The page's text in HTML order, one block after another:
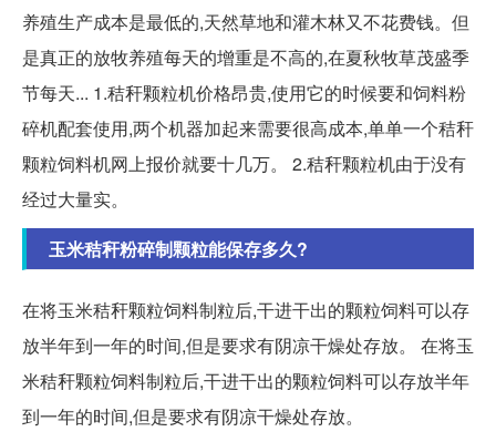
养殖生产成本是最低的,天然草地和灌木林又不花费钱。但
是真正的放牧养殖每天的增重是不高的,在夏秋牧草茂盛季
节每天... 1.秸秆颗粒机价格昂贵,使用它的时候要和饲料粉
碎机配套使用,两个机器加起来需要很高成本,单单一个秸秆
颗粒饲料机网上报价就要十几万。 2.秸秆颗粒机由于没有
经过大量实。
玉米秸秆粉碎制颗粒能保存多久?
在将玉米秸秆颗粒饲料制粒后,干进干出的颗粒饲料可以存
放半年到一年的时间,但是要求有阴凉干燥处存放。 在将玉
米秸秆颗粒饲料制粒后,干进干出的颗粒饲料可以存放半年
到一年的时间,但是要求有阴凉干燥处存放。